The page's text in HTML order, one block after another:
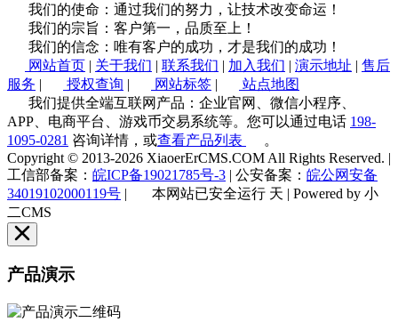
我们的使命：通过我们的努力，让技术改变命运！
我们的宗旨：客户第一，品质至上！
我们的信念：唯有客户的成功，才是我们的成功！
网站首页 | 关于我们 | 联系我们 | 加入我们 | 演示地址 | 售后
服务 | 授权查询 | 网站标签 |
站点地图
我们提供全端互联网产品：企业官网、微信小程序、
APP、电商平台、游戏币交易系统等。您可以通过电话 198-
1095-0281 咨询详情，或查看产品列表
。
Copyright © 2013-2026 XiaoerErCMS.COM All Rights Reserved. |
工信部备案： 皖ICP备19021785号-3 | 公安备案： 皖公网安备
34019102000119号 | 本网站已安全运行 天 | Powered by 小
二CMS
产品演示